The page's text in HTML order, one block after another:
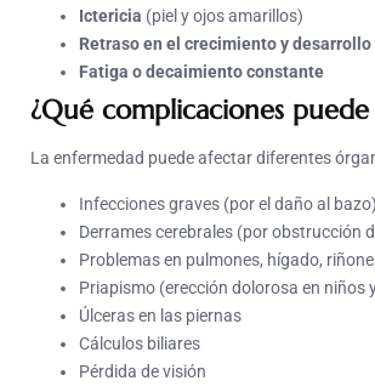
Ictericia (piel y ojos amarillos)
Retraso en el crecimiento y desarrollo
Fatiga o decaimiento constante
¿Qué complicaciones puede
La enfermedad puede afectar diferentes
Infecciones graves (por el daño al bazo)
Derrames cerebrales (por obstrucción
Problemas en pulmones, hígado,
Priapismo (erección dolorosa en niños
Úlceras en las piernas
Cálculos biliares
Pérdida de visión